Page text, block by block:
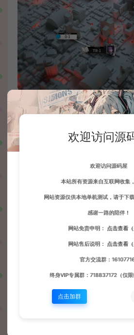
欢迎访问源
欢迎访问源码屋
本站所有资源来自互联网收集
网站资源仅供本地单机测试，请于下
感谢一路的陪伴！
网站免责申明： 点击查看（
网站售后说明： 点击查看（
官方交流群：
终身VIP专属群：718837172（仅限
点击加群